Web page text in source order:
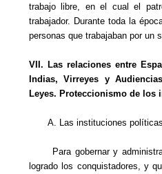
trabajo libre, en el cual el
trabajador. Durante toda la
personas que trabajaban por un
VII. Las relaciones entre
Indias, Virreyes y
Leyes. Proteccionismo de los
A. Las instituciones políticas
Para gobernar y
logrado los conquistadores, y